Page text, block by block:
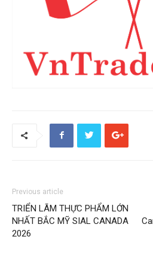
Previous article
TRIỂN LÃM THỰC PHẨM LỚN
NHẤT BẮC MỸ SIAL CANADA
2026